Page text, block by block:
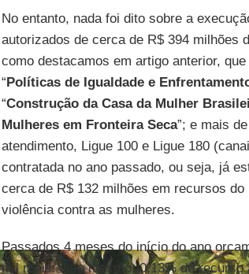
No entanto, nada foi dito sobre a
autorizados de cerca de R$ 394 milhões
como destacamos em artigo anterior,
“Políticas de Igualdade e
“Construção da Casa da Mulher
Mulheres em Fronteira Seca”; e mais
atendimento, Ligue 100 e Ligue 180
contratada no ano passado, ou seja, já
cerca de R$ 132 milhões em recursos do
violência contra as mulheres.
Passados 4 meses do início do ano
mil reais: isso mesmo, 0,13% do